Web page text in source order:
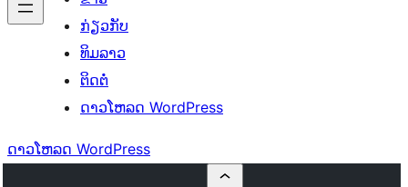
ກ່ຽວກັບ
ທິມລາວ
ຕິດຕໍ່
ດາວໂຫລດ WordPress
ດາວໂຫລດ WordPress